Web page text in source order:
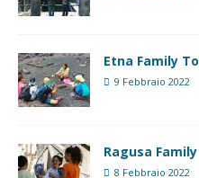
Etna Family
9 Febbraio 2022
Ragusa
8 Febbraio 2022